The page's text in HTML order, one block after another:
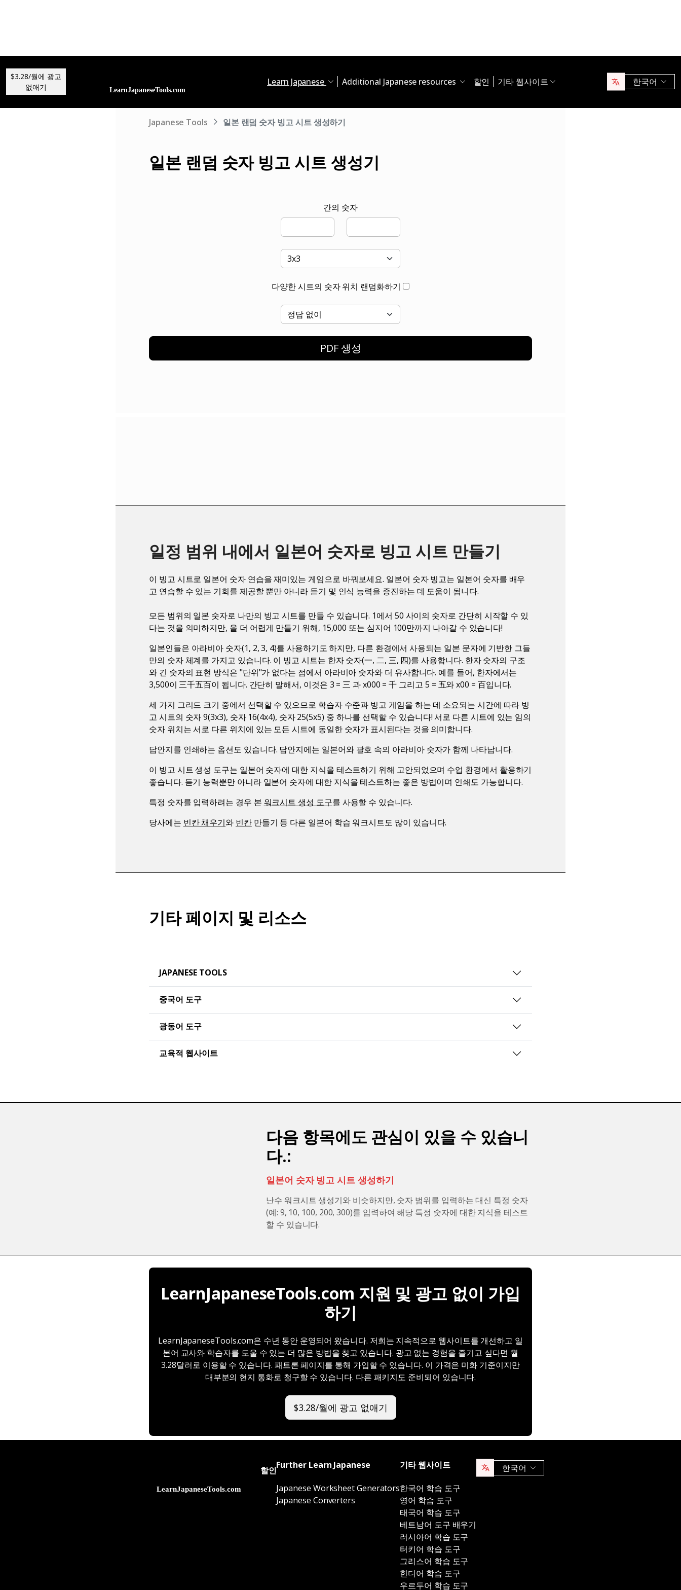
$3.28/월에 광고
없애기
Learn Japanese Additional Japanese resources 할인 기타 웹사이트 한국어
Japanese Tools 일본 랜덤 숫자 빙고 시트 생성하기
일본 랜덤 숫자 빙고 시트 생성기
간의 숫자
다양한 시트의 숫자 위치 랜덤화하기
PDF 생성
일정 범위 내에서 일본어 숫자로 빙고 시트 만들기
이 빙고 시트로 일본어 숫자 연습을 재미있는 게임으로 바꿔보세요. 일본어 숫자 빙고는 일본어 숫자를 배우
고 연습할 수 있는 기회를 제공할 뿐만 아니라 듣기 및 인식 능력을 증진하는 데 도움이 됩니다.
모든 범위의 일본 숫자로 나만의 빙고 시트를 만들 수 있습니다. 1에서 50 사이의 숫자로 간단히 시작할 수 있
다는 것을 의미하지만, 을 더 어렵게 만들기 위해, 15,000 또는 심지어 100만까지 나아갈 수 있습니다!
일본인들은 아라비아 숫자(1, 2, 3, 4)를 사용하기도 하지만, 다른 환경에서 사용되는 일본 문자에 기반한 그들
만의 숫자 체계를 가지고 있습니다. 이 빙고 시트는 한자 숫자(一, 二, 三, 四)를 사용합니다. 한자 숫자의 구조
와 긴 숫자의 표현 방식은 "단위"가 없다는 점에서 아라비아 숫자와 더 유사합니다. 예를 들어, 한자에서는
3,500이 三千五百이 됩니다. 간단히 말해서, 이것은 3 = 三 과 x000 = 千 그리고 5 = 五와 x00 = 百입니다.
세 가지 그리드 크기 중에서 선택할 수 있으므로 학습자 수준과 빙고 게임을 하는 데 소요되는 시간에 따라 빙
고 시트의 숫자 9(3x3), 숫자 16(4x4), 숫자 25(5x5) 중 하나를 선택할 수 있습니다! 서로 다른 시트에 있는 임의
숫자 위치는 서로 다른 위치에 있는 모든 시트에 동일한 숫자가 표시된다는 것을 의미합니다.
답안지를 인쇄하는 옵션도 있습니다. 답안지에는 일본어와 괄호 속의 아라비아 숫자가 함께 나타납니다.
이 빙고 시트 생성 도구는 일본어 숫자에 대한 지식을 테스트하기 위해 고안되었으며 수업 환경에서 활용하기
좋습니다. 듣기 능력뿐만 아니라 일본어 숫자에 대한 지식을 테스트하는 좋은 방법이며 인쇄도 가능합니다.
특정 숫자를 입력하려는 경우 본 워크시트 생성 도구를 사용할 수 있습니다.
당사에는 빈칸 채우기와 빈칸만들기 등 다른 일본어 학습 워크시트도 많이 있습니다.
기타 페이지 및 리소스
JAPANESE TOOLS
중국어 도구
광동어 도구
교육적 웹사이트
다음 항목에도 관심이 있을 수 있습니
다.:
일본어 숫자 빙고 시트 생성하기
난수 워크시트 생성기와 비슷하지만, 숫자 범위를 입력하는 대신 특정 숫자
(예: 9, 10, 100, 200, 300)를 입력하여 해당 특정 숫자에 대한 지식을 테스트
할 수 있습니다.
LearnJapaneseTools.com 지원 및 광고 없이 가입
하기
LearnJapaneseTools.com은 수년 동안 운영되어 왔습니다. 저희는 지속적으로 웹사이트를 개선하고 일
본어 교사와 학습자를 도울 수 있는 더 많은 방법을 찾고 있습니다. 광고 없는 경험을 즐기고 싶다면 월
3.28달러로 이용할 수 있습니다. 패트론 페이지를 통해 가입할 수 있습니다. 이 가격은 미화 기준이지만
대부분의 현지 통화로 청구할 수 있습니다. 다른 패키지도 준비되어 있습니다.
$3.28/월에 광고 없애기
할인Further Learn Japanese
Japanese Worksheet Generators
Japanese Converters
기타 웹사이트
한국어 학습 도구
영어 학습 도구
태국어 학습 도구
베트남어 도구 배우기
러시아어 학습 도구
터키어 학습 도구
그리스어 학습 도구
힌디어 학습 도구
우르두어 학습 도구
한국어